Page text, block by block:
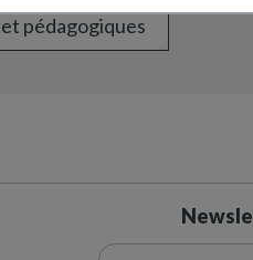
pédagogiques